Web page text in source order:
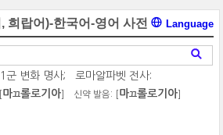
희랍어)-한국어-영어 사전 Language
1군 변화 명사; 로마알파벳 전사:
마끄롤로기아 신약 발음: [ 마끄롤로기아